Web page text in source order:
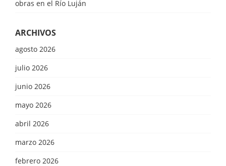
obras en el Río Luján
ARCHIVOS
agosto 2026
julio 2026
junio 2026
mayo 2026
abril 2026
marzo 2026
febrero 2026